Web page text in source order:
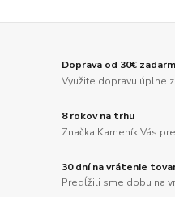
Doprava od 30€
Využite dopravu úplne
8 rokov na trhu
Značka Kameník Vás
30 dní na vrátenie
Predĺžili sme dobu na